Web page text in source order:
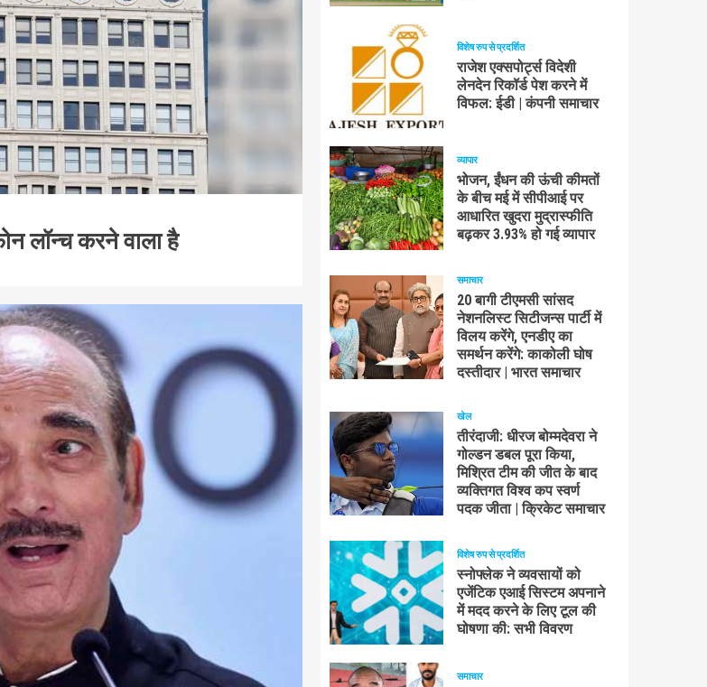
लॉन्च करने वाला है
विशेष रुप से प्रदर्शित
राजेश एक्सपोर्ट्स विदेशी
लेनदेन रिकॉर्ड पेश करने में
विफल: ईडी | कंपनी समाचार
व्यापार
भोजन, ईंधन की ऊंची कीमतों
के बीच मई में सीपीआई पर
आधारित खुदरा मुद्रास्फीति
बढ़कर 3.93% हो गई व्यापार
समाचार
20 बागी टीएमसी सांसद
नेशनलिस्ट सिटीजन्स पार्टी में
विलय करेंगे, एनडीए का
समर्थन करेंगे: काकोली घोष
दस्तीदार | भारत समाचार
खेल
तीरंदाजी: धीरज बोम्मदेवरा ने
गोल्डन डबल पूरा किया,
मिश्रित टीम की जीत के बाद
व्यक्तिगत विश्व कप स्वर्ण
पदक जीता | क्रिकेट समाचार
विशेष रुप से प्रदर्शित
स्नोफ्लेक ने व्यवसायों को
एजेंटिक एआई सिस्टम अपनाने
में मदद करने के लिए टूल की
घोषणा की: सभी विवरण
समाचार